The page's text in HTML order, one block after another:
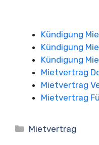
Kündigung
Kündigung
Kündigung
Mietvertrag
Mietvertrag
Mietvertrag
Kategorien
Mietvertrag